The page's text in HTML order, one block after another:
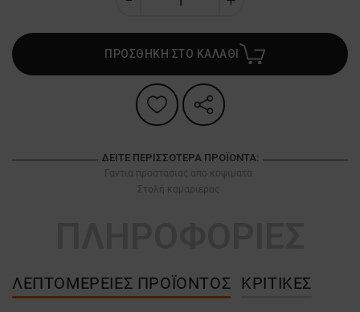
ΠΡΟΣΘΗΚΗ ΣΤΟ ΚΑΛΑΘΙ
ΔΕΊΤΕ ΠΕΡΙΣΣΌΤΕΡΑ ΠΡΟΪΌΝΤΑ:
Γαντια προστασιας απο κοψιματα
Στολή καμαριέρας
ΛΕΠΤΟΜΈΡΕΙΕΣ ΠΡΟΪΌΝΤΟΣ ΚΡΙΤΙΚΈΣ